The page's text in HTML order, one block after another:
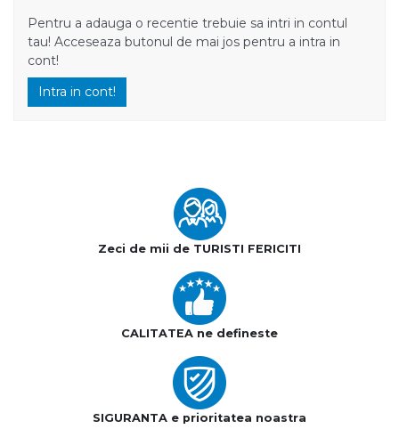
Pentru a adauga o recentie trebuie sa intri in contul
tau! Acceseaza butonul de mai jos pentru a intra in
cont!
Intra in cont!
Zeci de mii de TURISTI FERICITI
CALITATEA ne defineste
SIGURANTA e prioritatea noastra